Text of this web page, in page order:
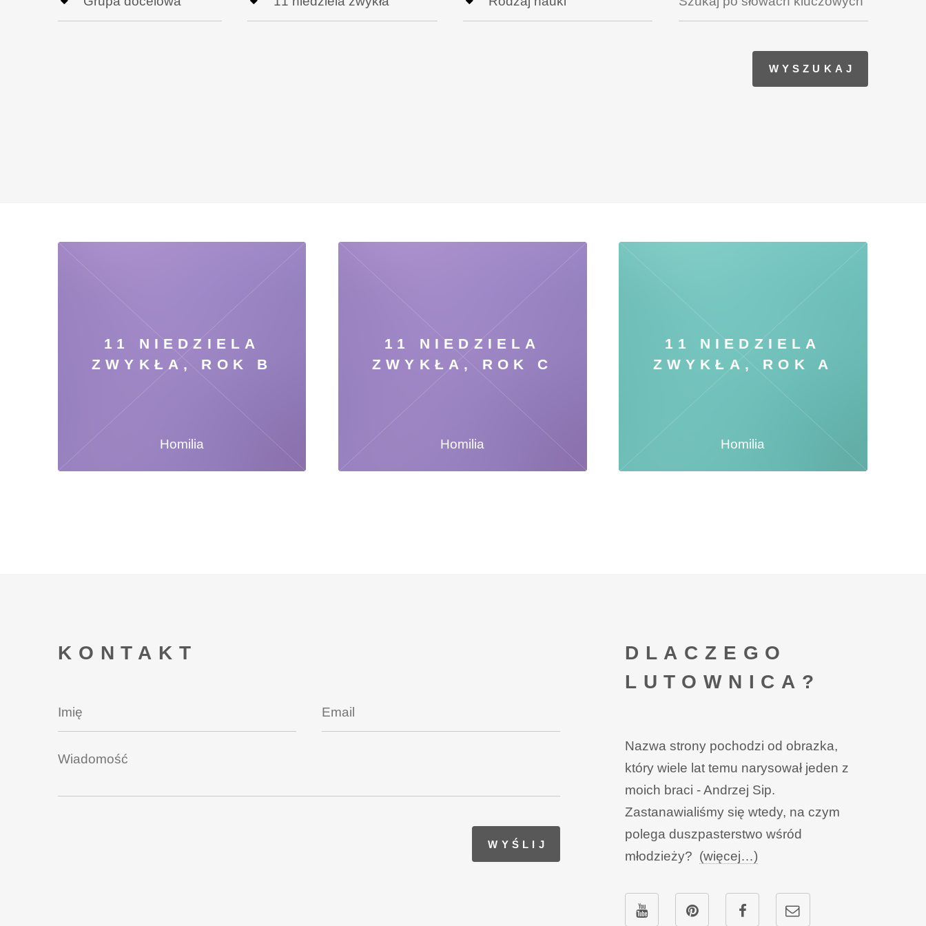
11 NIEDZIELA
ZWYKŁA, ROK B
Homilia
11 NIEDZIELA
ZWYKŁA, ROK C
Homilia
11 NIEDZIELA
ZWYKŁA, ROK A
Homilia
KONTAKT
DLACZEGO
LUTOWNICA?
Nazwa strony pochodzi od obrazka,
który wiele lat temu narysował jeden z
moich braci - Andrzej Sip.
Zastanawialiśmy się wtedy, na czym
polega duszpasterstwo wśród
młodzieży? (więcej…)